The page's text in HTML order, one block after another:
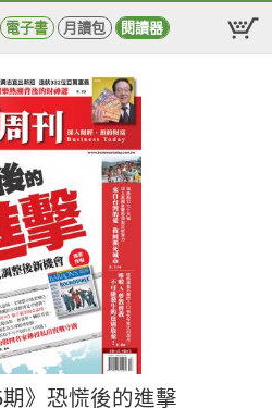
電子書 月讀包 閱讀器
期》恐慌後的進擊